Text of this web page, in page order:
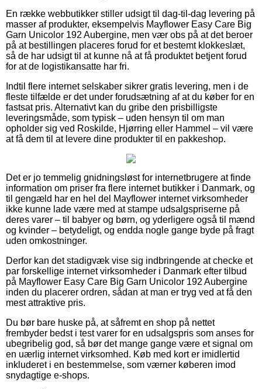
En række webbutikker stiller udsigt til dag-til-dag levering på
masser af produkter, eksempelvis Mayflower Easy Care Big
Garn Unicolor 192 Aubergine, men vær obs på at det beroer
på at bestillingen placeres forud for et bestemt klokkeslæt,
så de har udsigt til at kunne nå at få produktet betjent forud
for at de logistikansatte har fri.
Indtil flere internet selskaber sikrer gratis levering, men i de
fleste tilfælde er det under forudsætning af at du køber for en
fastsat pris. Alternativt kan du gribe den prisbilligste
leveringsmåde, som typisk – uden hensyn til om man
opholder sig ved Roskilde, Hjørring eller Hammel – vil være
at få dem til at levere dine produkter til en pakkeshop.
Det er jo temmelig gnidningsløst for internetbrugere at finde
information om priser fra flere internet butikker i Danmark, og
til gengæld har en hel del Mayflower internet virksomheder
ikke kunne lade være med at stampe udsalgspriserne på
deres varer – til babyer og børn, og yderligere også til mænd
og kvinder – betydeligt, og endda nogle gange byde på fragt
uden omkostninger.
Derfor kan det stadigvæk vise sig indbringende at checke et
par forskellige internet virksomheder i Danmark efter tilbud
på Mayflower Easy Care Big Garn Unicolor 192 Aubergine
inden du placerer ordren, sådan at man er tryg ved at få den
mest attraktive pris.
Du bør bare huske på, at såfremt en shop på nettet
frembyder bedst i test varer for en udsalgspris som anses for
ubegribelig god, så bør det mange gange være et signal om
en uærlig internet virksomhed. Køb med kort er imidlertid
inkluderet i en bestemmelse, som værner køberen imod
snydagtige e-shops.